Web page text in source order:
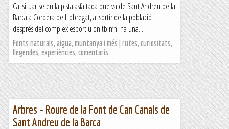
Cal situar-se en la pista asfaltada que va de Sant Andreu de la
Barca a Corbera de Llobregat, al sortir de la població i
després del complex esportiu on tb n’hi ha una...
Fonts naturals, aigua, muntanya i més | rutes, curiositats,
llegendes, experiències, comentaris…
Arbres – Roure de la Font de Can Canals de
Sant Andreu de la Barca